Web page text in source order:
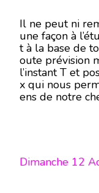
Il ne peut ni
une façon à
t à la base de
oute prévision
l’instant T et
x qui nous
ens de notre
Dimanche 12